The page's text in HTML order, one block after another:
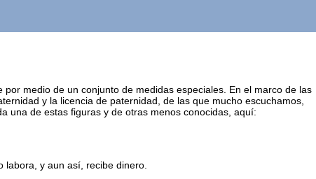
medio de un conjunto de medidas especiales. En el marco de las
y la licencia de paternidad, de las que mucho escuchamos,
una de estas figuras y de otras menos conocidas, aquí:
labora, y aun así, recibe dinero.